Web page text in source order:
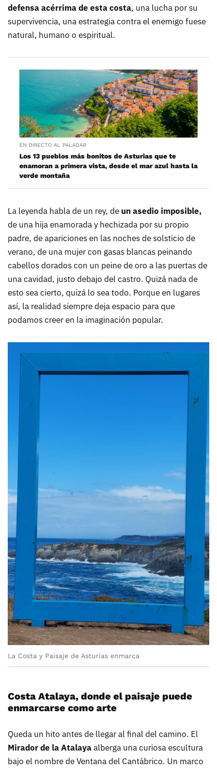
defensa acérrima de esta costa, una lucha por su
supervivencia, una estrategia contra el enemigo fuese
natural, humano o espiritual.
EN DIRECTO AL PALADAR
Los 13 pueblos más bonitos de Asturias que te
enamoran a primera vista, desde el mar azul hasta la
verde montaña
La leyenda habla de un rey, de un asedio imposible,
de una hija enamorada y hechizada por su propio
padre, de apariciones en las noches de solsticio de
verano, de una mujer con gasas blancas peinando
cabellos dorados con un peine de oro a las puertas de
una cavidad, justo debajo del castro. Quizá nada de
esto sea cierto, quizá lo sea todo. Porque en lugares
así, la realidad siempre deja espacio para que
podamos creer en la imaginación popular.
La Costa y Paisaje de Asturias enmarca
Costa Atalaya, donde el paisaje puede
enmarcarse como arte
Queda un hito antes de llegar al final del camino. El
Mirador de la Atalayaalberga una curiosa escultura
bajo el nombre de Ventana del Cantábrico. Un marco